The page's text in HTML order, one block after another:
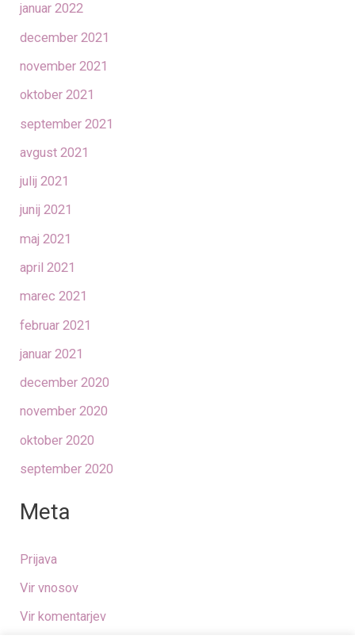
januar 2022
december 2021
november 2021
oktober 2021
september 2021
avgust 2021
julij 2021
junij 2021
maj 2021
april 2021
marec 2021
februar 2021
januar 2021
december 2020
november 2020
oktober 2020
september 2020
Meta
Prijava
Vir vnosov
Vir komentarjev